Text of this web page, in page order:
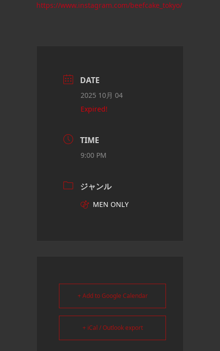
https://www.instagram.com/beefcake_tokyo/
DATE
2025 10月 04
Expired!
TIME
9:00 PM
ジャンル
MEN ONLY
+ Add to Google Calendar
+ iCal / Outlook export